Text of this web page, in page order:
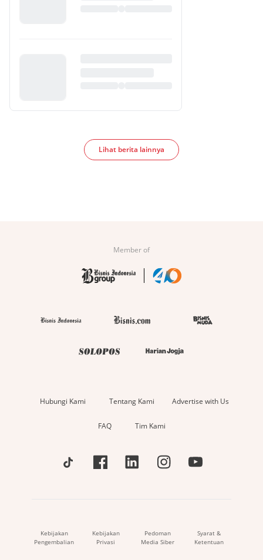
Lihat berita lainnya
Member of
Hubungi Kami Tentang Kami Advertise with Us
FAQ Tim Kami
Kebijakan
Pengembalian
Kebijakan
Privasi
Pedoman
Media Siber
Syarat &
Ketentuan